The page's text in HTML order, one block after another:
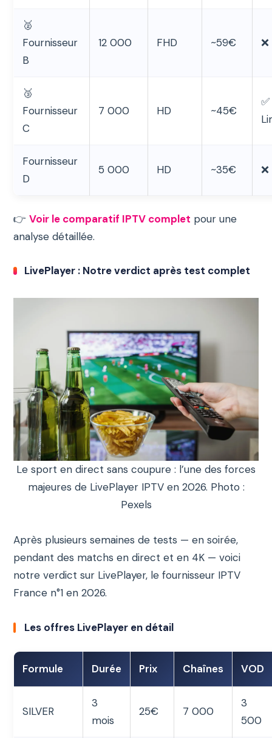
🥈
Fournisseur
B
12 000 FHD ~59€
🥉
Fournisseur
C
7 000 HD ~45€
✅
Fournisseur
D
5 000 HD ~35€
👉Voir le comparatif IPTV complet pour une
analyse détaillée.
LivePlayer : Notre verdict après test complet
Le sport en direct sans coupure : l’une des forces
majeures de LivePlayer IPTV en 2026. Photo :
Pexels
Après plusieurs semaines de tests — en soirée,
pendant des matchs en direct et en 4K — voici
notre verdict sur LivePlayer, le fournisseur IPTV
France n°1 en 2026.
Les offres LivePlayer en détail
Formule Durée Prix Chaînes VOD
SILVER
3
mois
25€ 7 000
3
500